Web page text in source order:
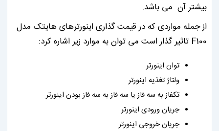
بیشتر آن می باشد.
از جمله مواردی که در قیمت گذاری اینورترهای هایتک مدل
F100 تاثیر گذار است می توان به موارد زیر اشاره کرد:
توان اینورتر
ولتاژ تغذیه اینورتر
تکفاز به سه فاز یا سه فاز به سه فاز بودن اینورتر
جریان ورودی اینورتر
جریان خروجی اینورتر